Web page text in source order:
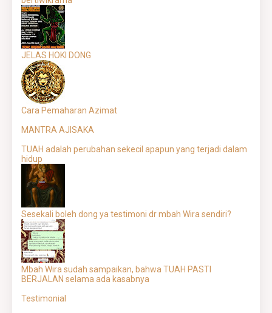
JELAS HOKI DONG
Cara Pemaharan Azimat
MANTRA AJISAKA
TUAH adalah perubahan sekecil apapun yang terjadi dalam
hidup
Sesekali boleh dong ya testimoni dr mbah Wira sendiri?
Mbah Wira sudah sampaikan, bahwa TUAH PASTI
BERJALAN selama ada kasabnya
Testimonial